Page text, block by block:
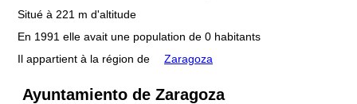
Situé à 221 m d'altitude
En 1991 elle avait une population de 0 habitants
Il appartient à la région de
Zaragoza
Ayuntamiento de Zaragoza